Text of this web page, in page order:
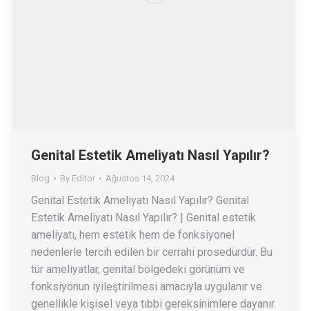
Genital Estetik Ameliyatı Nasıl Yapılır?
Blog By Editor Ağustos 14, 2024
Genital Estetik Ameliyatı Nasıl Yapılır? Genital
Estetik Ameliyatı Nasıl Yapılır? | Genital estetik
ameliyatı, hem estetik hem de fonksiyonel
nedenlerle tercih edilen bir cerrahi prosedürdür. Bu
tür ameliyatlar, genital bölgedeki görünüm ve
fonksiyonun iyileştirilmesi amacıyla uygulanır ve
genellikle kişisel veya tıbbi gereksinimlere dayanır.